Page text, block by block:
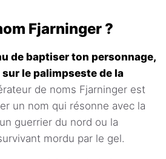
Fjarninger ?
de baptiser ton personnage,
le palimpseste de la
de noms Fjarninger est
un nom qui résonne avec la
guerrier du nord ou la
mordu par le gel.